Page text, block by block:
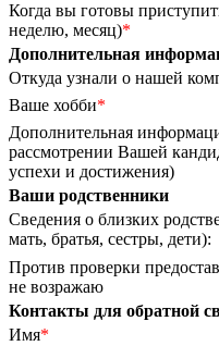
Когда вы готовы
неделю, месяц)*
Дополнительная
Откуда узнали о нашей
Ваше хобби*
Дополнительная
рассмотрении Вашей
успехи и достижения)
Ваши родственники
Сведения о близких
мать, братья, сестры, дети):
Против проверки
не возражаю
Контакты для обратной
Имя*